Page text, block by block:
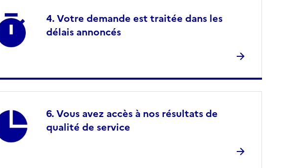
Votre demande est traitée dans les
délais annoncés
Vous avez accès à nos résultats de
qualité de service